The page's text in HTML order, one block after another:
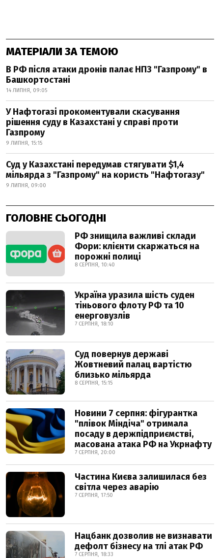
МАТЕРІАЛИ ЗА ТЕМОЮ
В РФ після атаки дронів палає НПЗ "Газпрому" в
Башкортостані
14 ЛИПНЯ, 09:05
У Нафтогазі прокоментували скасування
рішення суду в Казахстані у справі проти
Газпрому
9 ЛИПНЯ, 15:15
Суд у Казахстані передумав стягувати $1,4
мільярда з "Газпрому" на користь "Нафтогазу"
9 ЛИПНЯ, 09:00
ГОЛОВНЕ СЬОГОДНІ
РФ знищила важливі склади
Фори: клієнти скаржаться на
порожні полиці
8 СЕРПНЯ, 10:40
Україна уразила шість суден
тіньового флоту РФ та 10
енерговузлів
7 СЕРПНЯ, 18:10
Суд повернув державі
Жовтневий палац вартістю
близько мільярда
8 СЕРПНЯ, 15:15
Новини 7 серпня: фігурантка
"плівок Міндіча" отримала
посаду в держпідприємстві,
масована атака РФ на Укрнафту
7 СЕРПНЯ, 20:00
Частина Києва залишилася без
світла через аварію
7 СЕРПНЯ, 17:50
Нацбанк дозволив не визнавати
дефолт бізнесу на тлі атак РФ
7 СЕРПНЯ, 18:33